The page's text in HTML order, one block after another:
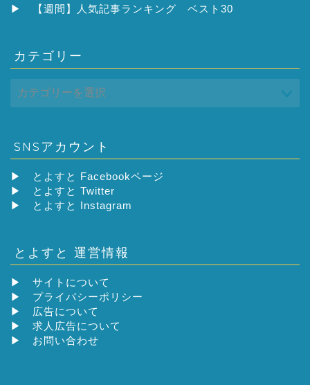
ブ
▶ 【週間】人気記事ランキング ベスト30
カテゴリー
SNSアカウント
▶
とよすと Facebookページ
▶
とよすと Twitter
▶
とよすと Instagram
とよすと 運営情報
▶ サイトについて
▶ プライバシーポリシー
▶ 広告について
▶ 求人広告について
▶ お問い合わせ